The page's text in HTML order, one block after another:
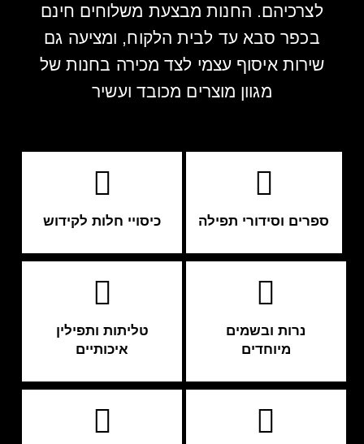
לצרכיהם. החנות מבצעת משלוחים חינם
בכפר סבא עד לבית הלקוח, ומציעה גם
שירות איסוף עצמי לצד מכירה בחנות של
מגוון מוצרים מכובד ועשיר
ספרים וסידורי תפילה כיסויי חלות לקידוש
נרות ובשמים
מיוחדים
טליתות ותפילין
איכותיים